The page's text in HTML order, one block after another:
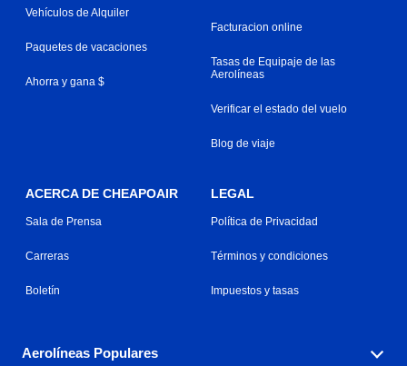
Vehículos de Alquiler
Paquetes de vacaciones
Ahorra y gana $
Facturacion online
Tasas de Equipaje de las
Aerolíneas
Verificar el estado del vuelo
Blog de viaje
ACERCA DE CHEAPOAIR
Sala de Prensa
Carreras
Boletín
LEGAL
Política de Privacidad
Términos y condiciones
Impuestos y tasas
Aerolíneas Populares